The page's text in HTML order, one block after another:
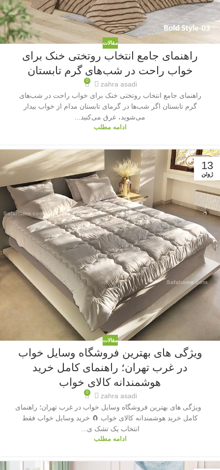
مقالات
راهنمای جامع انتخاب روتختی خنک برای
خواب راحت در شب‌های گرم تابستان
zahra asadi
0
راهنمای جامع انتخاب روتختی خنک برای خواب راحت در شب‌های
گرم تابستان اگر شب‌ها در گرمای تابستان مدام از خواب بیدار
می‌شوید، عرق می‌کنید...
ادامه مطلب
13
ژوئن
مقالات
ویژگی های بهترین فروشگاه وسایل خواب
در غرب تهران؛ راهنمای کامل خرید
هوشمندانه کالای خواب
zahra asadi
0
ویژگی های بهترین فروشگاه وسایل خواب در غرب تهران؛ راهنمای
کامل خرید هوشمندانه کالای خواب 🧲 خرید وسایل خواب فقط
انتخاب یک تشک ی...
ادامه مطلب